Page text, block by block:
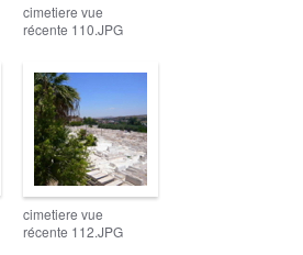
cimetiere vue
récente 110.JPG
cimetiere vue
récente 112.JPG